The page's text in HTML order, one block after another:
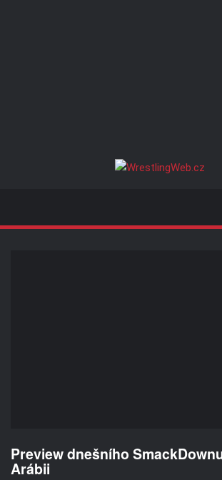
Preview dnešního
Arábii